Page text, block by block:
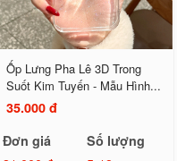
Ốp Lưng Pha Lê 3D Trong
Suốt Kim Tuyến - Mẫu Hình...
35.000 đ
Đơn giá
Số lượng